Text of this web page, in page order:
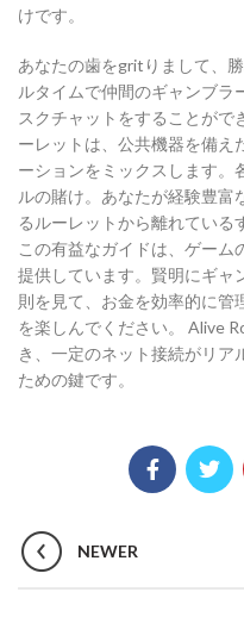
けです。
あなたの歯をgritりまして、
ルタイムで仲間のギャンブ
スクチャットをすることが
ーレットは、公共機器を備え
ーションをミックスします。
ルの賭け。あなたが経験豊富
るルーレットから離れている
この有益なガイドは、ゲーム
提供しています。賢明にギャ
則を見て、お金を効率的に管
を楽しんでください。 Alive
き、一定のネット接続がリア
ための鍵です。
NEWER